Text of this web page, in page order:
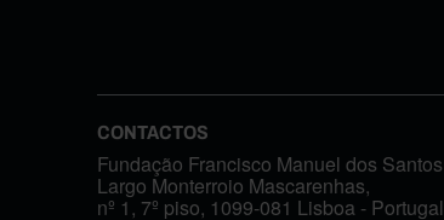
CONTACTOS
Fundação Francisco Manuel dos Santos
Largo Monterroio Mascarenhas,
nº 1, 7º piso, 1099-081 Lisboa - Portugal